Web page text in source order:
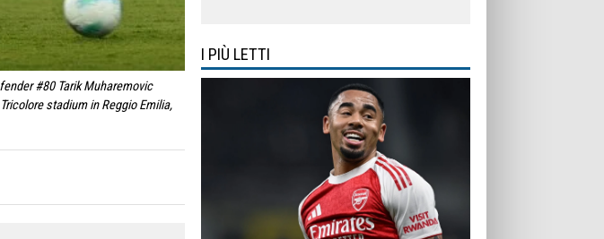
#80 Tarik Muharemovic
stadium in Reggio Emilia,
I PIÙ LETTI